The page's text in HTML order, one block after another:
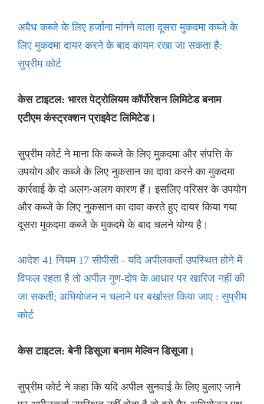
अवैध कब्जे के लिए हर्जाना मांगने वाला दूसरा मुकदमा कब्जे के
लिए मुकदमा दायर करने के बाद कायम रखा जा सकता है:
सुप्रीम कोर्ट
केस टाइटल: भारत पेट्रोलियम कॉर्पोरेशन लिमिटेड बनाम
एटीएम कंस्ट्रक्शन प्राइवेट लिमिटेड।
सुप्रीम कोर्ट ने माना कि कब्जे के लिए मुकदमा और संपत्ति के
उपयोग और कब्जे के लिए नुकसान का दावा करने का मुकदमा
कार्रवाई के दो अलग-अलग कारण हैं। इसलिए परिसर के उपयोग
और कब्जे के लिए नुकसान का दावा करते हुए दायर किया गया
दूसरा मुकदमा कब्जे के मुकदमे के बाद चलने योग्य है।
आदेश 41 नियम 17 सीपीसी - यदि अपीलकर्ता उपस्थित होने में
विफल रहता है तो अपील गुण-दोष के आधार पर खारिज नहीं की
जा सकती; अभियोजन न चलाने पर बर्खास्त किया जाए : सुप्रीम
कोर्ट
केस टाइटल: बेनी डिसूजा बनाम मेल्विन डिसूजा।
सुप्रीम कोर्ट ने कहा कि यदि अपील सुनवाई के लिए बुलाए जाने